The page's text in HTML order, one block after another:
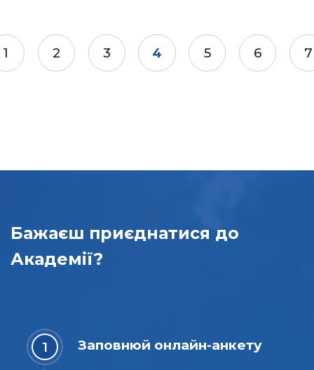
1 2 3 4 5 6 7
Бажаєш приєднатися до
Академії?
Заповнюй онлайн-анкету